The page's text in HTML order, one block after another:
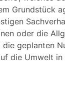
Grundstück
oder die
geplanten
die Umwelt